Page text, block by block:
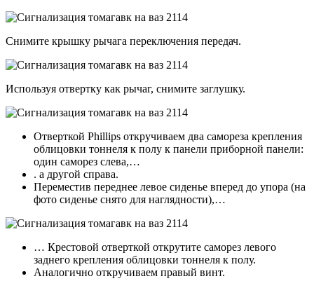
Снимите крышку рычага переключения передач.
Используя отвертку как рычаг, снимите заглушку.
Отверткой Phillips откручиваем два самореза крепления
облицовки тоннеля к полу к панели приборной панели:
один саморез слева,…
. а другой справа.
Переместив переднее левое сиденье вперед до упора (на
фото сиденье снято для наглядности),…
… Крестовой отверткой открутите саморез левого
заднего крепления облицовки тоннеля к полу.
Аналогично откручиваем правый винт.